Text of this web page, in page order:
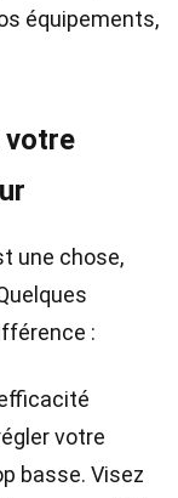
équipements,
votre
une chose,
:
votre
basse. Visez